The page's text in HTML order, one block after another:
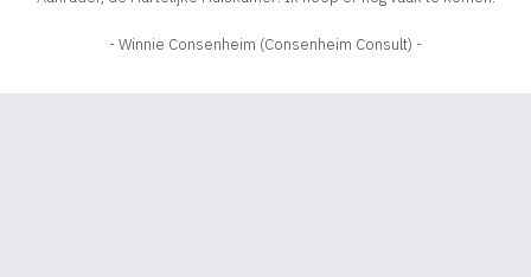
- Winnie Consenheim (Consenheim Consult) -